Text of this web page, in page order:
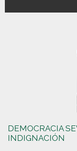
DEMOCRACIA
INDIGNACIÓN